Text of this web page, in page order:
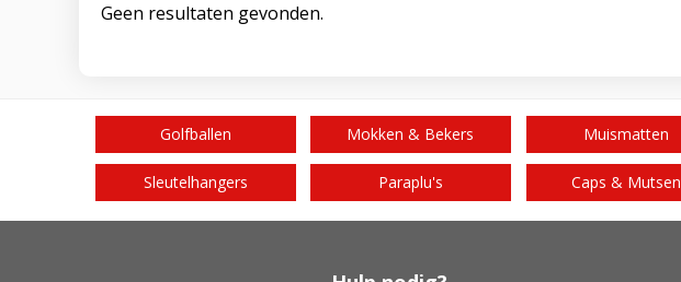
Geen resultaten gevonden.
Golfballen Mokken & Bekers Muismatten
Sleutelhangers Paraplu's Caps & Mutsen